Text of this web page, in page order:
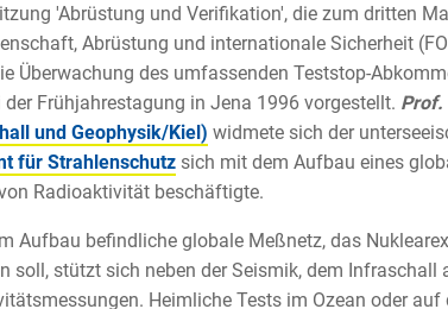
'Abrüstung und Verifikation', die zum dritten
Abrüstung und internationale Sicherheit
Überwachung des umfassenden Teststop-
der Frühjahrestagung in Jena 1996 vorgestellt. Prof.
und Geophysik/Kiel) widmete sich der
für Strahlenschutzsich mit dem Aufbau eines
Radioaktivität beschäftigte.
Aufbau befindliche globale Meßnetz, das
soll, stützt sich neben der Seismik, dem
Heimliche Tests im Ozean oder